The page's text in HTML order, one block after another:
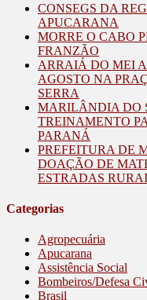
CONSEGS DA
APUCARANA
MORRE O CABO
FRANZÃO
ARRAIÁ DO MEI
AGOSTO NA
SERRA
MARILÂNDIA DO
TREINAMENTO
PARANÁ
PREFEITURA DE
DOAÇÃO DE
ESTRADAS
Categorias
Agropecuária
Apucarana
Assistência Social
Bombeiros/Defesa
Brasil